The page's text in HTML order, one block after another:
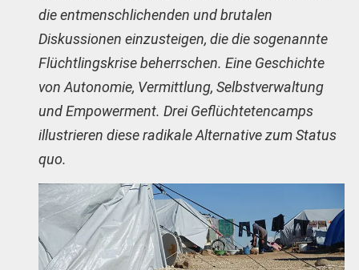
die entmenschlichenden und brutalen
Diskussionen einzusteigen, die die sogenannte
Flüchtlingskrise beherrschen. Eine Geschichte
von Autonomie, Vermittlung, Selbstverwaltung
und Empowerment. Drei Geflüchtetencamps
illustrieren diese radikale Alternative zum Status
quo.